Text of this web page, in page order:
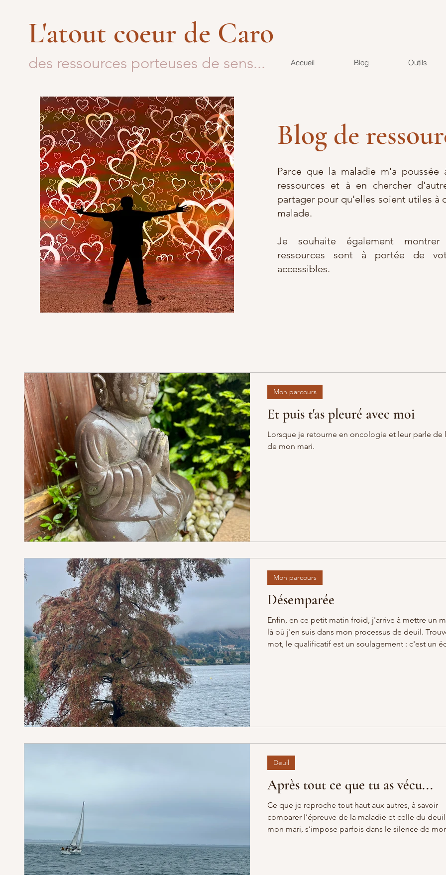
L'atout coeur de Caro
des ressources porteuses de sens... Accueil Blog Outils
Blog de
Parce que la maladie m'a
ressources et à en chercher
partager pour qu'elles soient utiles à
malade.
Je souhaite également
ressources sont à portée de
accessibles.
Et puis t'as pleuré avec moi
Lorsque je retourne en oncologie et leur parle de
de mon mari.
Mon parcours
Désemparée
Enfin, en ce petit matin froid, j'arrive à mettre un
là où j'en suis dans mon processus de deuil.
mot, le qualificatif est un soulagement : c'est un
Mon parcours
Après tout ce que tu as vécu...
Ce que je reproche tout haut aux autres, à savoir
comparer l’épreuve de la maladie et celle du
mon mari, s’impose parfois dans le silence de
Deuil